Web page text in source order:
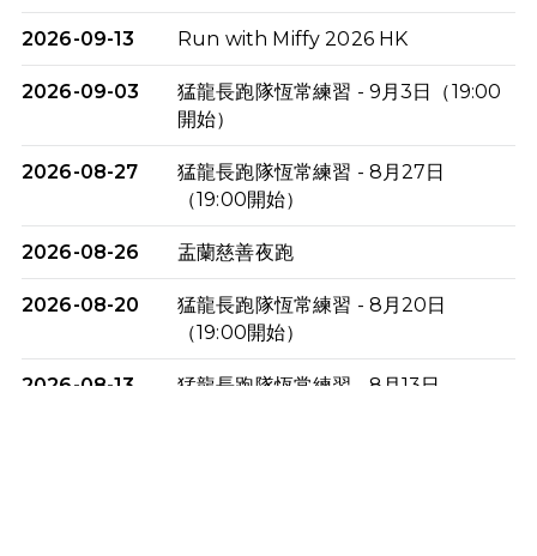
2026-09-13 Run with Miffy 2026 HK
2026-09-03
猛龍長跑隊恆常練習 - 9月3日（19:00
開始）
2026-08-27
猛龍長跑隊恆常練習 - 8月27日
（19:00開始）
2026-08-26 盂蘭慈善夜跑
2026-08-20
猛龍長跑隊恆常練習 - 8月20日
（19:00開始）
2026-08-13
猛龍長跑隊恆常練習 - 8月13日